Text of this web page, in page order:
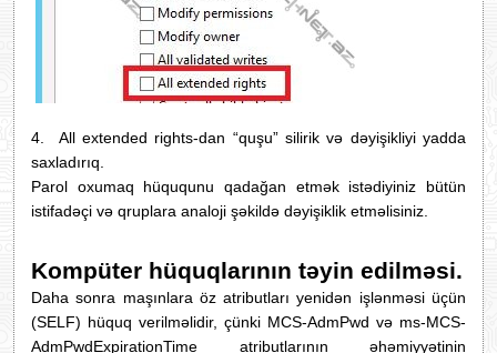
4.
All extended rights-dan “quşu” silirik və dəyişikliyi yadda
saxladırıq.
Parol oxumaq hüququnu qadağan etmək istədiyiniz bütün
istifadəçi və qruplara analoji şəkildə dəyişiklik etməlisiniz.
Kompüter hüquqlarının təyin edilməsi.
Daha sonra maşınlara öz atributları yenidən işlənməsi üçün
(SELF) hüquq verilməlidir, çünki MCS-AdmPwd və ms-MCS-
AdmPwdExpirationTime atributlarının əhəmiyyətinin